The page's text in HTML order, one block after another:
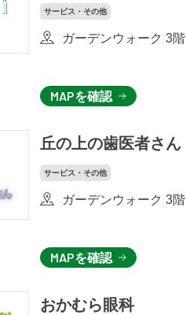
サービス・その他
ガーデンウォーク 3階
MAPを確認
丘の上の歯医者さん
サービス・その他
ガーデンウォーク 3階
MAPを確認
おかむら眼科